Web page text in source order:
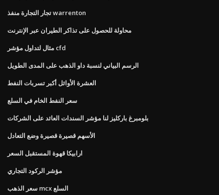
تجار التجارة منفذ warrenton
محاولة للحصول على تذاكر الطيران عبر الإنترنت
مثال لتداول مؤشر cfd
الرسم البياني لنسبة داو الذهب على المدى الطويل
العشرة الأوائل أكبر تسربات النفط
سعر النفط الخام في السلع
بلومبرغ باركليز لنا مؤشر السندات العائد على الشركات
الأسهم قصيرة قصيرة وضع التعادل
ارابيكا قهوة المستقبل السعر
مؤشر الركود التجاري
سعر الذهب mcx السلع